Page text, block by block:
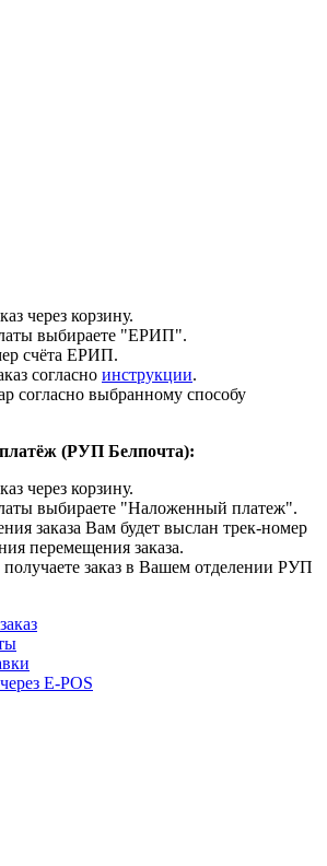
через корзину.
выбираете "ЕРИП".
счёта ЕРИП.
согласно инструкции.
согласно выбранному способу
(РУП Белпочта):
через корзину.
выбираете "Наложенный платеж".
заказа Вам будет выслан трек-номер
перемещения заказа.
заказ в Вашем отделении РУП
E-POS